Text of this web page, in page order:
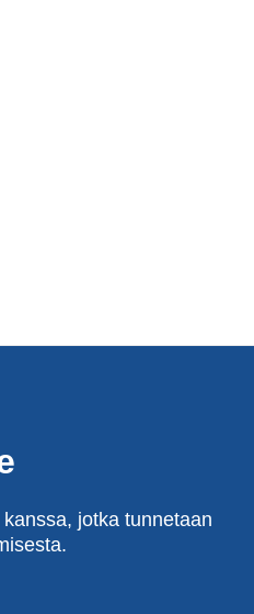
jotka tunnetaan